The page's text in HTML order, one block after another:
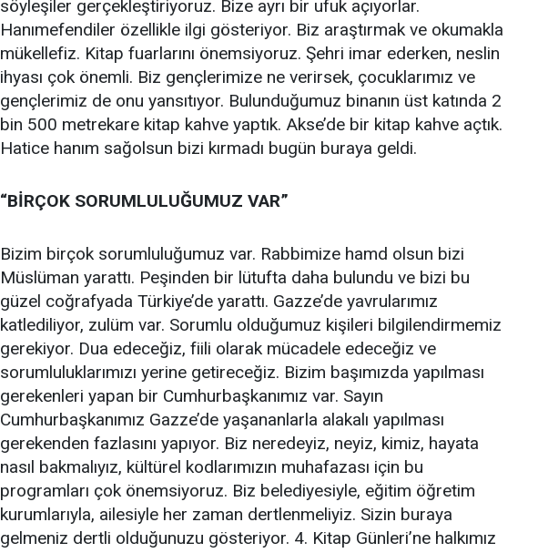
söyleşiler gerçekleştiriyoruz. Bize ayrı bir ufuk açıyorlar.
Hanımefendiler özellikle ilgi gösteriyor. Biz araştırmak ve okumakla
mükellefiz. Kitap fuarlarını önemsiyoruz. Şehri imar ederken, neslin
ihyası çok önemli. Biz gençlerimize ne verirsek, çocuklarımız ve
gençlerimiz de onu yansıtıyor. Bulunduğumuz binanın üst katında 2
bin 500 metrekare kitap kahve yaptık. Akse’de bir kitap kahve açtık.
Hatice hanım sağolsun bizi kırmadı bugün buraya geldi.
“BİRÇOK SORUMLULUĞUMUZ VAR”
Bizim birçok sorumluluğumuz var. Rabbimize hamd olsun bizi
Müslüman yarattı. Peşinden bir lütufta daha bulundu ve bizi bu
güzel coğrafyada Türkiye’de yarattı. Gazze’de yavrularımız
katlediliyor, zulüm var. Sorumlu olduğumuz kişileri bilgilendirmemiz
gerekiyor. Dua edeceğiz, fiili olarak mücadele edeceğiz ve
sorumluluklarımızı yerine getireceğiz. Bizim başımızda yapılması
gerekenleri yapan bir Cumhurbaşkanımız var. Sayın
Cumhurbaşkanımız Gazze’de yaşananlarla alakalı yapılması
gerekenden fazlasını yapıyor. Biz neredeyiz, neyiz, kimiz, hayata
nasıl bakmalıyız, kültürel kodlarımızın muhafazası için bu
programları çok önemsiyoruz. Biz belediyesiyle, eğitim öğretim
kurumlarıyla, ailesiyle her zaman dertlenmeliyiz. Sizin buraya
gelmeniz dertli olduğunuzu gösteriyor. 4. Kitap Günleri’ne halkımız